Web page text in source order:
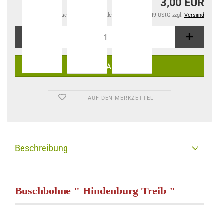
3,00 EUR
Kein Steuerausweis gem. Kleinuntern.-Reg. §19 UStG zzgl. Versand
AUF DEN MERKZETTEL
Beschreibung
Buschbohne " Hindenburg Treib "